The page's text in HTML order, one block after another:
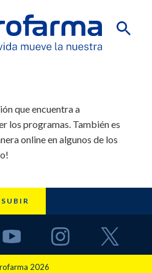
que encuentra a
los programas. También es
online en algunos de los
SUBIR
2026